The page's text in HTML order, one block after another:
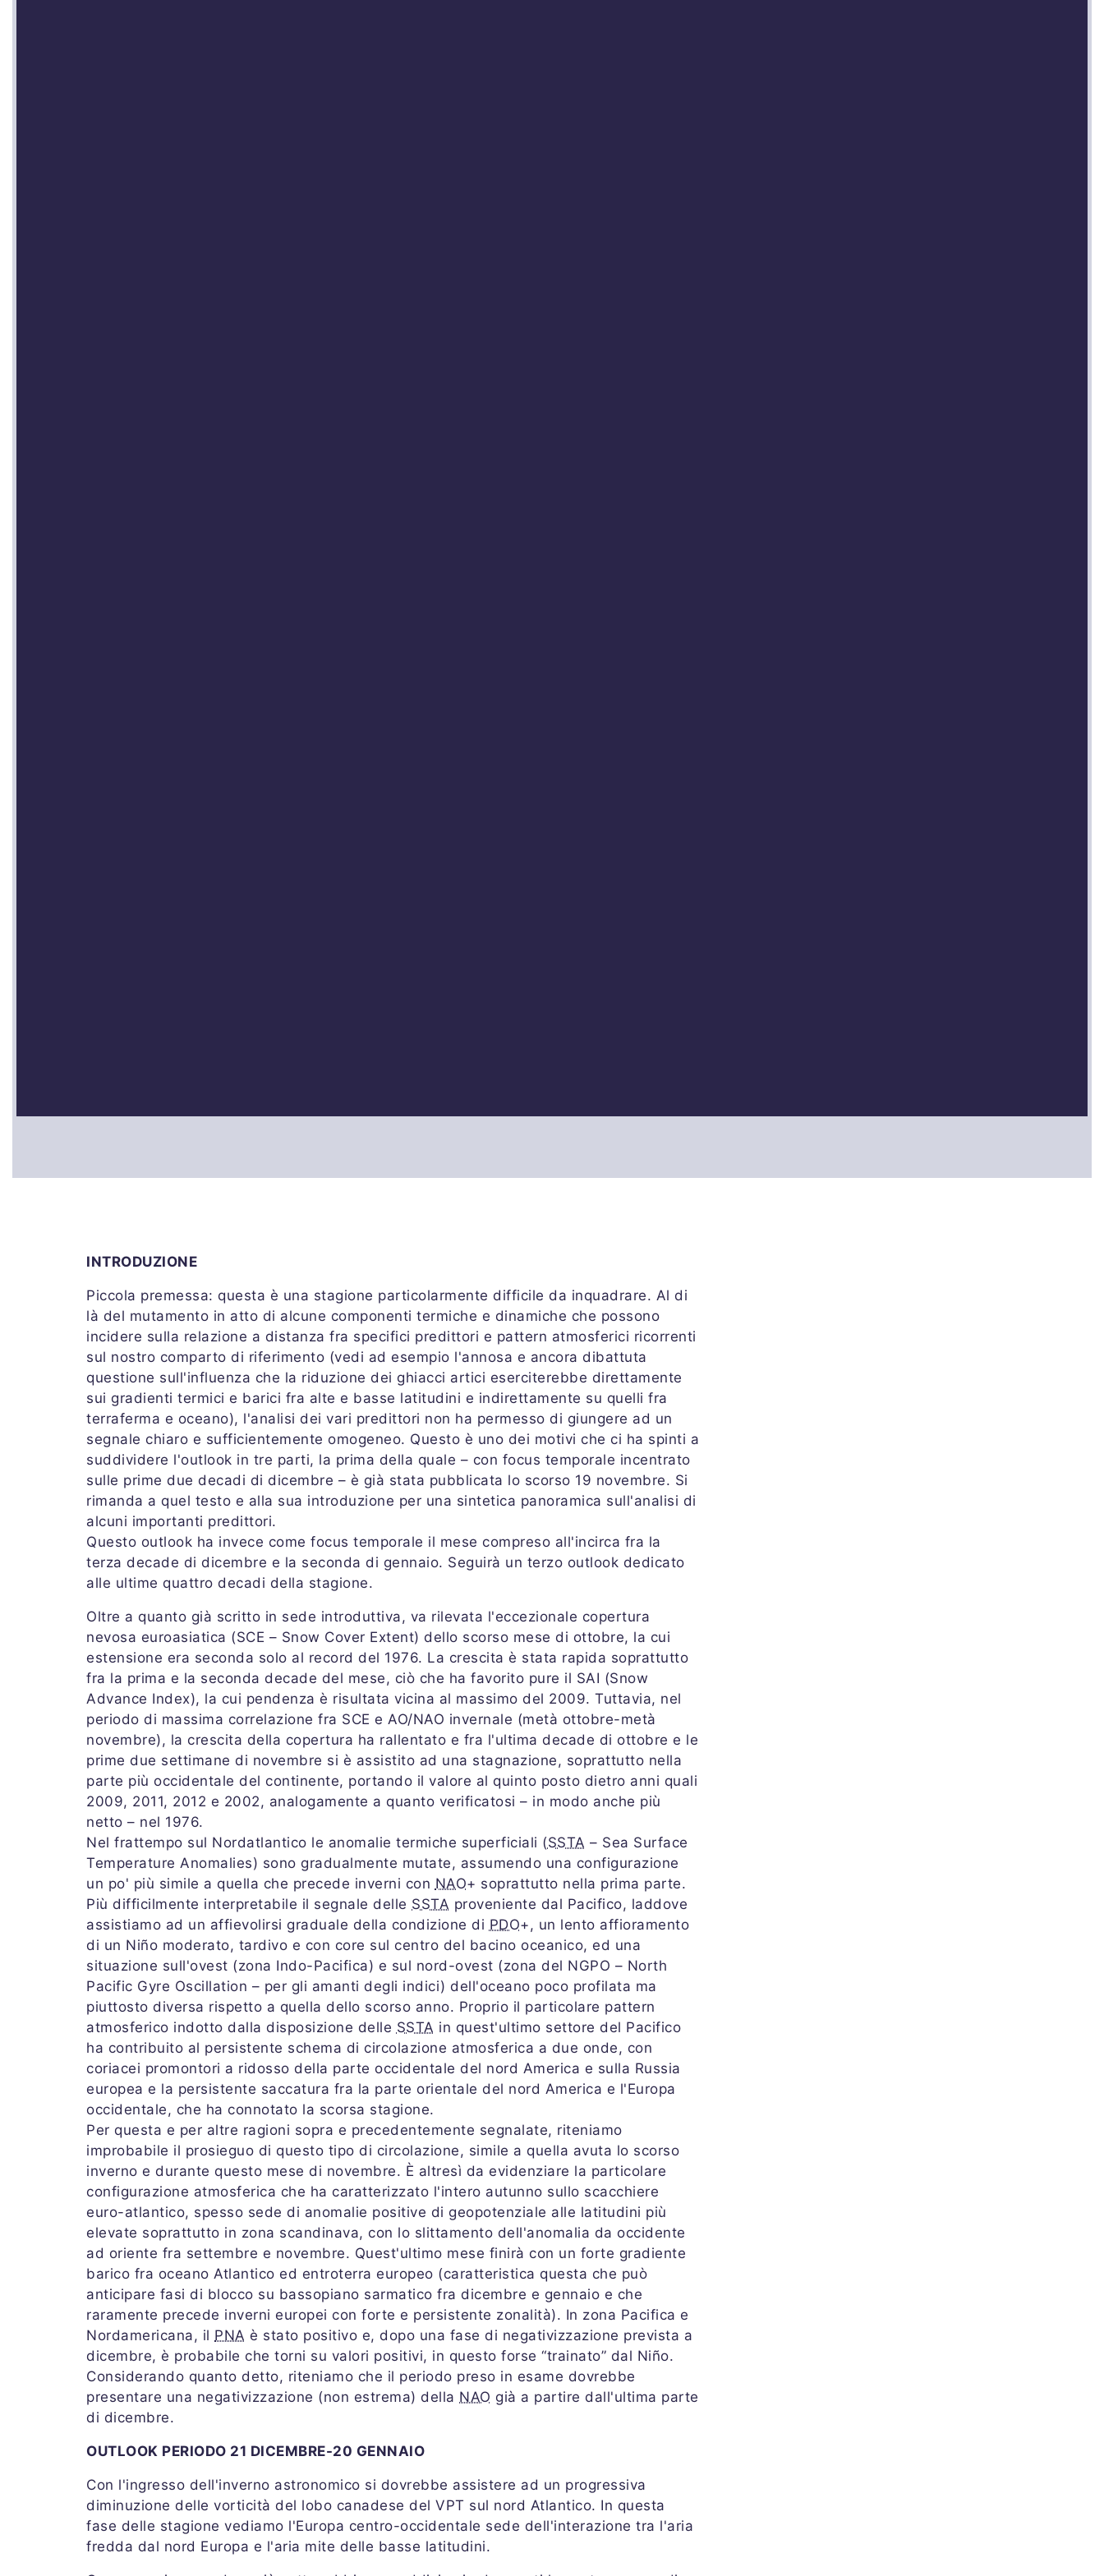
INTRODUZIONE
Piccola premessa: questa è una stagione particolarmente difficile da inquadrare. Al di
là del mutamento in atto di alcune componenti termiche e dinamiche che possono
incidere sulla relazione a distanza fra specifici predittori e pattern atmosferici ricorrenti
sul nostro comparto di riferimento (vedi ad esempio l'annosa e ancora dibattuta
questione sull'influenza che la riduzione dei ghiacci artici eserciterebbe direttamente
sui gradienti termici e barici fra alte e basse latitudini e indirettamente su quelli fra
terraferma e oceano), l'analisi dei vari predittori non ha permesso di giungere ad un
segnale chiaro e sufficientemente omogeneo. Questo è uno dei motivi che ci ha spinti a
suddividere l'outlook in tre parti, la prima della quale – con focus temporale incentrato
sulle prime due decadi di dicembre – è già stata pubblicata lo scorso 19 novembre. Si
rimanda a quel testo e alla sua introduzione per una sintetica panoramica sull'analisi di
alcuni importanti predittori.
Questo outlook ha invece come focus temporale il mese compreso all'incirca fra la
terza decade di dicembre e la seconda di gennaio. Seguirà un terzo outlook dedicato
alle ultime quattro decadi della stagione.
Oltre a quanto già scritto in sede introduttiva, va rilevata l'eccezionale copertura
nevosa euroasiatica (SCE – Snow Cover Extent) dello scorso mese di ottobre, la cui
estensione era seconda solo al record del 1976. La crescita è stata rapida soprattutto
fra la prima e la seconda decade del mese, ciò che ha favorito pure il SAI (Snow
Advance Index), la cui pendenza è risultata vicina al massimo del 2009. Tuttavia, nel
periodo di massima correlazione fra SCE e AO/NAO invernale (metà ottobre-metà
novembre), la crescita della copertura ha rallentato e fra l'ultima decade di ottobre e le
prime due settimane di novembre si è assistito ad una stagnazione, soprattutto nella
parte più occidentale del continente, portando il valore al quinto posto dietro anni quali
2009, 2011, 2012 e 2002, analogamente a quanto verificatosi – in modo anche più
netto – nel 1976.
Nel frattempo sul Nordatlantico le anomalie termiche superficiali (SSTA – Sea Surface
Temperature Anomalies) sono gradualmente mutate, assumendo una configurazione
un po' più simile a quella che precede inverni con NAO+ soprattutto nella prima parte.
Più difficilmente interpretabile il segnale delle SSTA proveniente dal Pacifico, laddove
assistiamo ad un affievolirsi graduale della condizione di PDO+, un lento affioramento
di un Niño moderato, tardivo e con core sul centro del bacino oceanico, ed una
situazione sull'ovest (zona Indo-Pacifica) e sul nord-ovest (zona del NGPO – North
Pacific Gyre Oscillation – per gli amanti degli indici) dell'oceano poco profilata ma
piuttosto diversa rispetto a quella dello scorso anno. Proprio il particolare pattern
atmosferico indotto dalla disposizione delle SSTA in quest'ultimo settore del Pacifico
ha contribuito al persistente schema di circolazione atmosferica a due onde, con
coriacei promontori a ridosso della parte occidentale del nord America e sulla Russia
europea e la persistente saccatura fra la parte orientale del nord America e l'Europa
occidentale, che ha connotato la scorsa stagione.
Per questa e per altre ragioni sopra e precedentemente segnalate, riteniamo
improbabile il prosieguo di questo tipo di circolazione, simile a quella avuta lo scorso
inverno e durante questo mese di novembre. È altresì da evidenziare la particolare
configurazione atmosferica che ha caratterizzato l'intero autunno sullo scacchiere
euro-atlantico, spesso sede di anomalie positive di geopotenziale alle latitudini più
elevate soprattutto in zona scandinava, con lo slittamento dell'anomalia da occidente
ad oriente fra settembre e novembre. Quest'ultimo mese finirà con un forte gradiente
barico fra oceano Atlantico ed entroterra europeo (caratteristica questa che può
anticipare fasi di blocco su bassopiano sarmatico fra dicembre e gennaio e che
raramente precede inverni europei con forte e persistente zonalità). In zona Pacifica e
Nordamericana, il PNA è stato positivo e, dopo una fase di negativizzazione prevista a
dicembre, è probabile che torni su valori positivi, in questo forse “trainato” dal Niño.
Considerando quanto detto, riteniamo che il periodo preso in esame dovrebbe
presentare una negativizzazione (non estrema) della NAO già a partire dall'ultima parte
di dicembre.
OUTLOOK PERIODO 21 DICEMBRE-20 GENNAIO
Con l'ingresso dell'inverno astronomico si dovrebbe assistere ad un progressiva
diminuzione delle vorticità del lobo canadese del VPT sul nord Atlantico. In questa
fase delle stagione vediamo l'Europa centro-occidentale sede dell'interazione tra l'aria
fredda dal nord Europa e l'aria mite delle basse latitudini.